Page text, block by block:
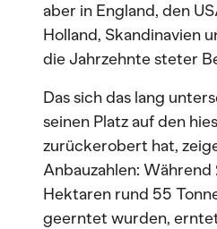
aber in England, den
Holland, Skandinavien
die Jahrzehnte steter
Das sich das lang
seinen Platz auf den
zurückerobert hat,
Anbauzahlen:
Hektaren rund 55
geerntet wurden,